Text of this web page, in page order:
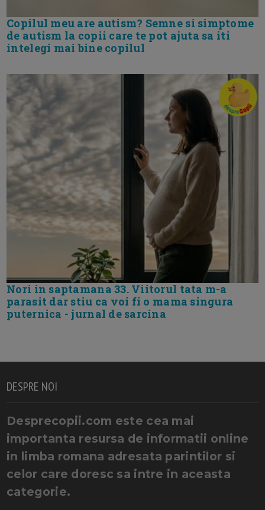
Copilul meu are autism? Semne si simptome
de autism la copii care te pot ajuta sa iti
intelegi mai bine copilul
Nori in saptamana 33. Viitorul tata m-a
parasit dar stiu ca voi fi o mama singura
puternica - jurnal de sarcina
DESPRE NOI
Desprecopii.com este cea mai
importanta resursa de informatii online
in limba romana adresata parintilor si
celor care doresc sa intre in aceasta
categorie.